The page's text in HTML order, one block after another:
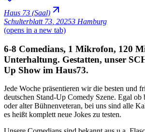
Haus 73 (Saal)
Schulterblatt 73 20253 Hamburg
(opens in a new tab)
6-8 Comedians, 1 Mikrofon, 120
Unterhaltung. Gestatten, unser
Up Show im Haus73.
Jede Woche präsentieren wir die besten und
deutschen Stand-Up Comedy Szene. Egal ob
oder alter Bühnenveteran, bei uns sind alle
es heißt komplett neue Jokes zu testen.